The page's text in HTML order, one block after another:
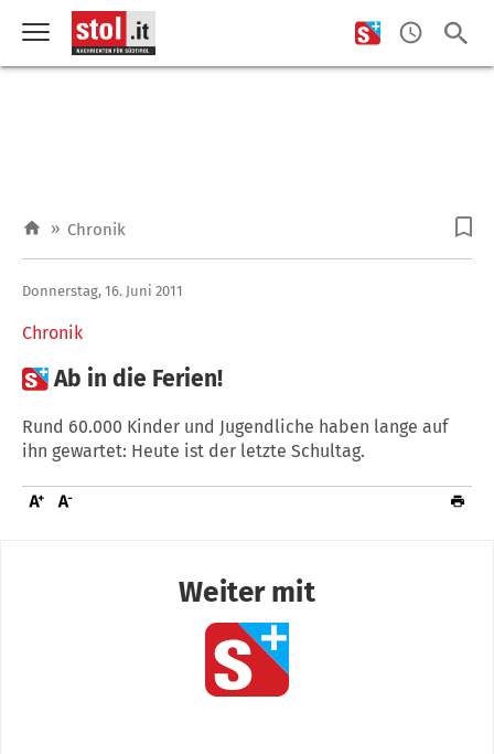
» Chronik
Chronik
Donnerstag, 16. Juni 2011
Ab in die Ferien!
Rund 60.000 Kinder und Jugendliche haben lange auf
ihn gewartet: Heute ist der letzte Schultag.